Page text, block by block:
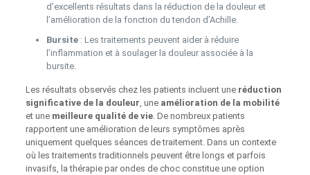
d’excellents résultats dans la réduction de la douleur et
l’amélioration de la fonction du tendon d’Achille.
Bursite: Les traitements peuvent aider à réduire
l’inflammation et à soulager la douleur associée à la
bursite.
Les résultats observés chez les patients incluent une réduction
significative de la douleur, une amélioration de la mobilité
et une meilleure qualité de vie. De nombreux patients
rapportent une amélioration de leurs symptômes après
uniquement quelques séances de traitement. Dans un contexte
où les traitements traditionnels peuvent être longs et parfois
invasifs, la thérapie par ondes de choc constitue une option